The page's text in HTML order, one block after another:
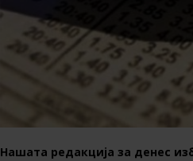
Нашата редакција за денес